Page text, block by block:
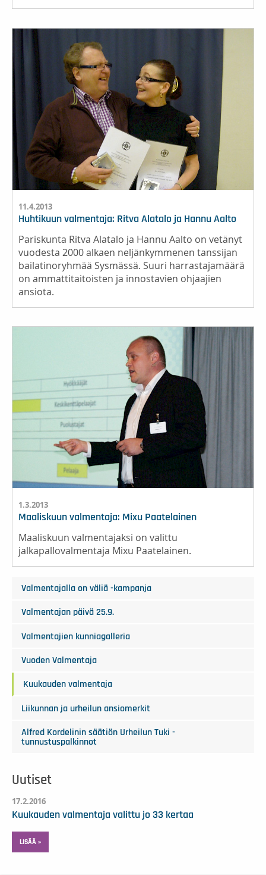
11.4.2013
Huhtikuun valmentaja: Ritva Alatalo ja Hannu Aalto
Pariskunta Ritva Alatalo ja Hannu Aalto on vetänyt
vuodesta 2000 alkaen neljänkymmenen tanssijan
bailatinoryhmää Sysmässä. Suuri harrastajamäärä
on ammattitaitoisten ja innostavien ohjaajien
ansiota.
1.3.2013
Maaliskuun valmentaja: Mixu Paatelainen
Maaliskuun valmentajaksi on valittu
jalkapallovalmentaja Mixu Paatelainen.
Valmentajalla on väliä -kampanja
Valmentajan päivä 25.9.
Valmentajien kunniagalleria
Vuoden Valmentaja
Kuukauden valmentaja
Liikunnan ja urheilun ansiomerkit
Alfred Kordelinin säätiön Urheilun Tuki -
tunnustuspalkinnot
Uutiset
17.2.2016
Kuukauden valmentaja valittu jo 33 kertaa
LISÄÄ »